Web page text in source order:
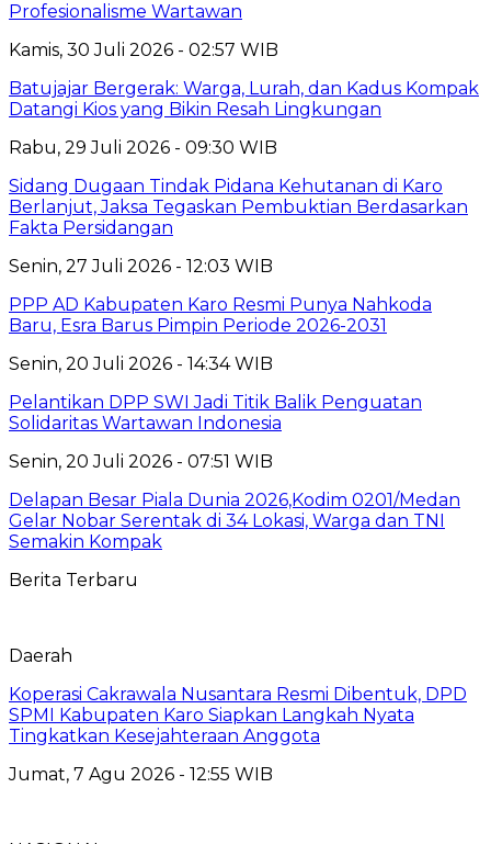
Profesionalisme Wartawan
Kamis, 30 Juli 2026 - 02:57 WIB
Batujajar Bergerak: Warga, Lurah, dan Kadus Kompak
Datangi Kios yang Bikin Resah Lingkungan
Rabu, 29 Juli 2026 - 09:30 WIB
Sidang Dugaan Tindak Pidana Kehutanan di Karo
Berlanjut, Jaksa Tegaskan Pembuktian Berdasarkan
Fakta Persidangan
Senin, 27 Juli 2026 - 12:03 WIB
PPP AD Kabupaten Karo Resmi Punya Nahkoda
Baru, Esra Barus Pimpin Periode 2026-2031
Senin, 20 Juli 2026 - 14:34 WIB
Pelantikan DPP SWI Jadi Titik Balik Penguatan
Solidaritas Wartawan Indonesia
Senin, 20 Juli 2026 - 07:51 WIB
Delapan Besar Piala Dunia 2026,Kodim 0201/Medan
Gelar Nobar Serentak di 34 Lokasi, Warga dan TNI
Semakin Kompak
Berita Terbaru
Daerah
Koperasi Cakrawala Nusantara Resmi Dibentuk, DPD
SPMI Kabupaten Karo Siapkan Langkah Nyata
Tingkatkan Kesejahteraan Anggota
Jumat, 7 Agu 2026 - 12:55 WIB